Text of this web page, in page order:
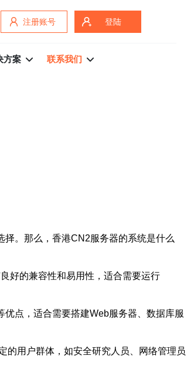
注册账号 登陆
方案 联系我们
。那么，香港CN2服务器的系统是什么
好的兼容性和易用性，适合需要运行
点，适合需要搭建Web服务器、数据库服
的用户群体，如安全研究人员、网络管理员